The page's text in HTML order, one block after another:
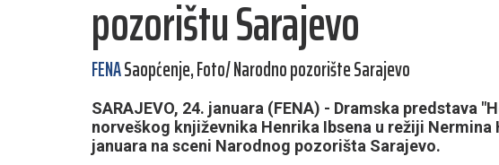
pozorištu Sarajevo
FENASaopćenje, Foto/ Narodno pozorište Sarajevo
SARAJEVO, 24. januara (FENA) - Dramska predstava
norveškog književnika Henrika Ibsena u režiji Nermina
januara na sceni Narodnog pozorišta Sarajevo.